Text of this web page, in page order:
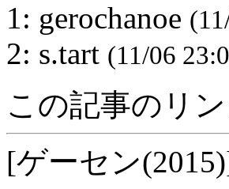
1: gerochanoe
2: s.tart (11/06
この記事のリ
[ゲーセン